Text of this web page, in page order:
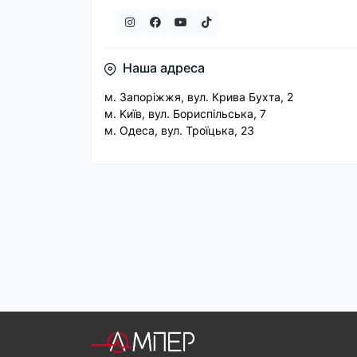
Наша адреса
м. Запорiжжя, вул. Крива Бухта, 2
м. Kиїв, вул. Бориспільська, 7
м. Одеса, вул. Троїцька, 23